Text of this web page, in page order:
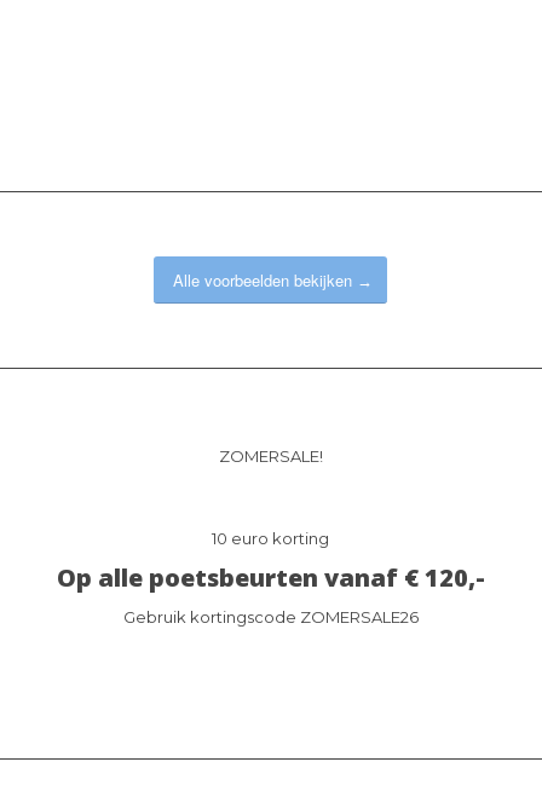
Alle voorbeelden bekijken
ZOMERSALE!
10 euro korting
Op alle poetsbeurten vanaf € 120,-
Gebruik kortingscode ZOMERSALE26